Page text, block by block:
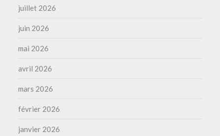
juillet 2026
juin 2026
mai 2026
avril 2026
mars 2026
février 2026
janvier 2026